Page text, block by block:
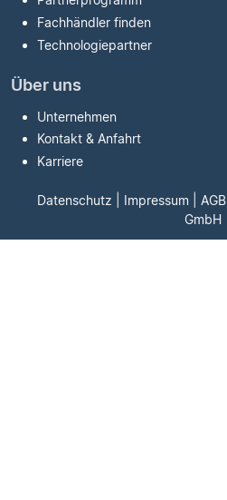
Fachhändler finden
Technologiepartner
Über uns
Unternehmen
Kontakt & Anfahrt
Karriere
Datenschutz Impressum AGB
GmbH